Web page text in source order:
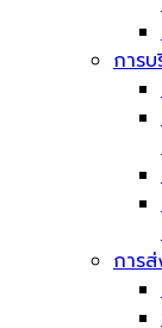
การ
การส่